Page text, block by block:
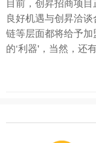
良好机遇与创昇洽
链等层面都将给予
的‘利器'，当然，还